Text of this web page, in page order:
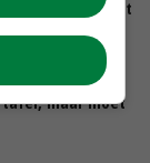
‘Tarwe wordt
maar moet